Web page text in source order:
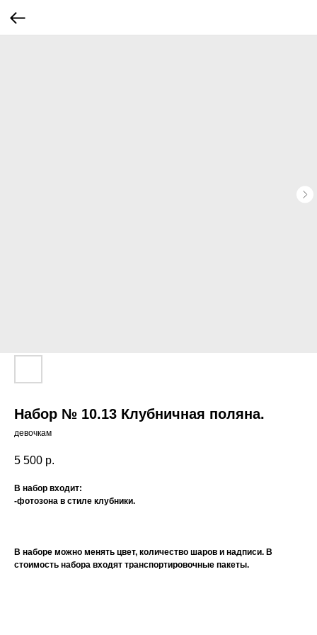
Набор № 10.13 Клубничная поляна.
девочкам
5 500 р.
В набор входит:
-фотозона в стиле клубники.
В наборе можно менять цвет, количество шаров и надписи. В
стоимость набора входят транспортировочные пакеты.